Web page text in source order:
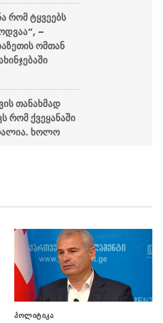
რომ ტყვეებს
–
ომთან
თანახმად
რომ ქვეყანაში
ხოლო
არაბეთმა და
მოუწოდა,
ხანძრებთან
პოლიტიკა